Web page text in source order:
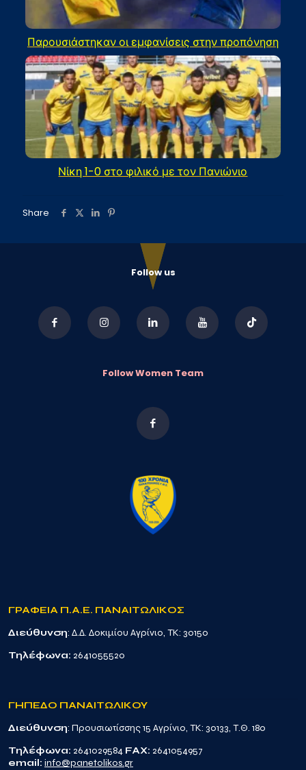
Παρουσιάστηκαν οι εμφανίσεις στην προπόνηση
Νίκη 1-0 στο φιλικό με τον Πανιώνιο
Share
Follow us
Follow Women Team
ΓΡΑΦΕΙΑ Π.Α.Ε. ΠΑΝΑΙΤΩΛΙΚΟΣ
Διεύθυνση: Δ.Δ. Δοκιμίου Αγρίνιο, TK: 30150
Τηλέφωνα: 2641055520
ΓΗΠΕΔΟ ΠΑΝΑΙΤΩΛΙΚΟΥ
Διεύθυνση: Προυσιωτίσσης 15 Αγρίνιο, TK: 30133, Τ.Θ. 180
Τηλέφωνα: 2641029584 FAX: 2641054957
email: info@panetolikos.gr